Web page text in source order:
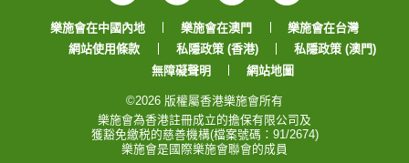
Facebook
WeiboInstagram
YouTube
樂施會在中國內地 樂施會在澳門
樂施會在台灣
網站使用條款
私隱政策 (香港)
私隱政策 (澳門)
無障礙聲明
網站地圖
©2026 版權屬香港樂施會所有
樂施會為香港註冊成立的擔保有限公司及
獲豁免繳税的慈善機構(檔案號碼：91/2674)
樂施會是國際樂施會聯會的成員